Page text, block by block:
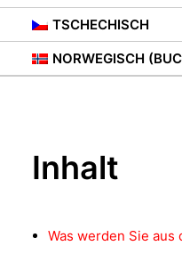
TSCHECHISCH
NORWEGISCH
28. SEPTEMBER
Inhalt
Was werden Sie